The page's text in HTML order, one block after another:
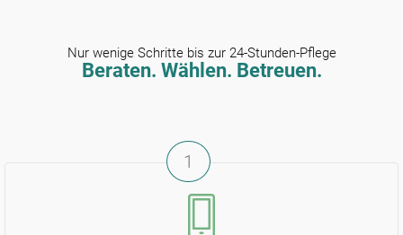
Nur wenige Schritte bis zur 24-Stunden-Pflege
Beraten. Wählen. Betreuen.
1